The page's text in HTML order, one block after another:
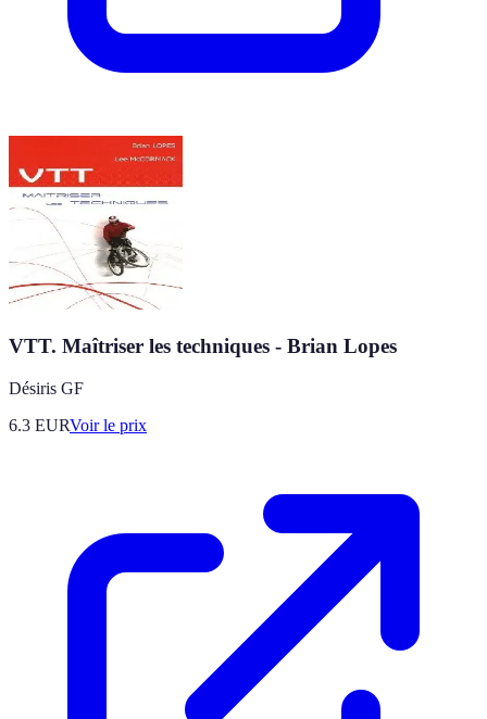
VTT. Maîtriser les techniques - Brian Lopes
Désiris GF
6.3 EURVoir le prix